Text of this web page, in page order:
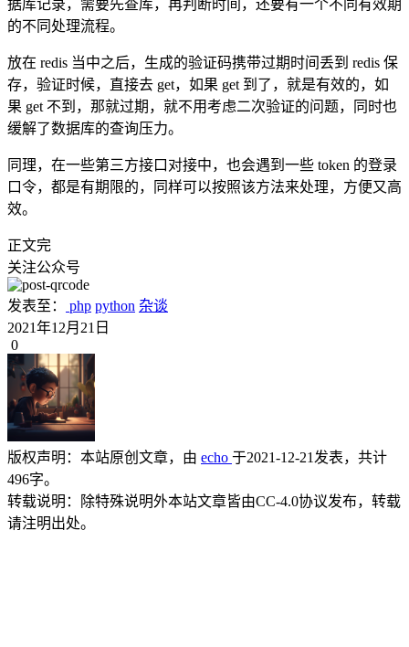
据库记录，需要先查库，再判断时间，还要有一个不同有效期
的不同处理流程。
放在 redis 当中之后，生成的验证码携带过期时间丢到 redis 保
存，验证时候，直接去 get，如果 get 到了，就是有效的，如
果 get 不到，那就过期，就不用考虑二次验证的问题，同时也
缓解了数据库的查询压力。
同理，在一些第三方接口对接中，也会遇到一些 token 的登录
口令，都是有期限的，同样可以按照该方法来处理，方便又高
效。
正文完
关注公众号
发表至： php python 杂谈
2021年12月21日
0
版权声明： 本站原创文章，由 echo 于2021-12-21发表，共计
496字。
转载说明：
除特殊说明外本站文章皆由CC-4.0协议发布，转载
请注明出处。